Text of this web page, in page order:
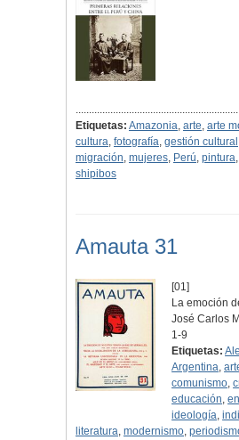
Etiquetas: Amazonia, arte, arte
cultura, fotografía, gestión cultural
migración, mujeres, Perú, pintura,
shipibos
Amauta 31
[01]
La emoción
José Carlos
1-9
Etiquetas:
Argentina,
comunismo,
educación,
ideología,
literatura, modernismo,